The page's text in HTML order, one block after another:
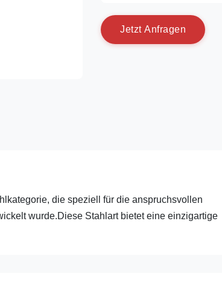
Jetzt Anfragen
die speziell für die anspruchsvollen
wurde.Diese Stahlart bietet eine einzigartige